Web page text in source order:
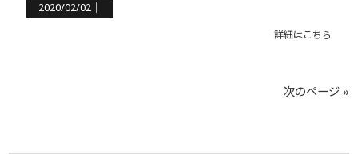
2020/02/02｜
詳細はこちら
次のページ »